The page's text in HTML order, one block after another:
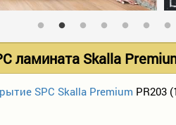
ламината Skalla
SPC Skalla Premium PR203